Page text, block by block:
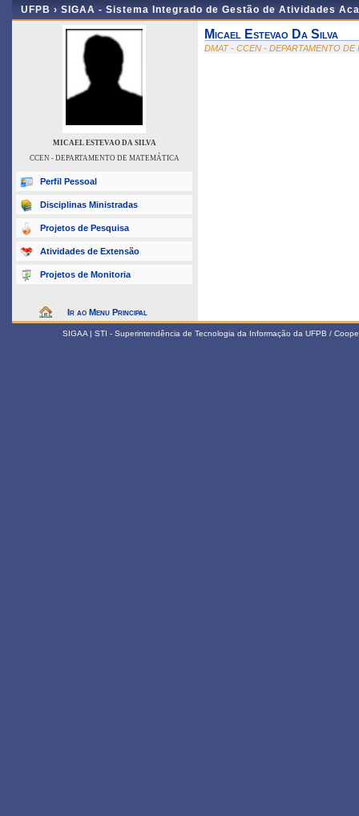
UFPB › SIGAA - Sistema Integrado de Gestão de Atividades
MICAEL ESTEVAO DA SILVA
CCEN - DEPARTAMENTO DE MATEMÁTICA
Perfil Pessoal
Disciplinas Ministradas
Projetos de Pesquisa
Atividades de Extensão
Projetos de Monitoria
Ir ao Menu Principal
Micael Estevao Da Silva
DMAT - CCEN - DEPARTAMENTO DE
SIGAA | STI - Superintendência de Tecnologia da Informação da UFPB /